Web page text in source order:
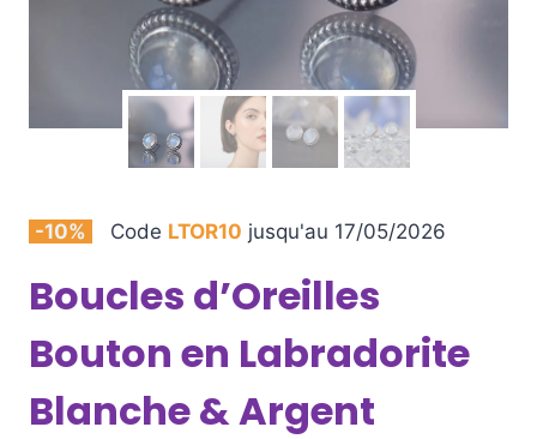
-10% Code LTOR10 jusqu'au 17/05/2026
Boucles d’Oreilles
Bouton en Labradorite
Blanche & Argent